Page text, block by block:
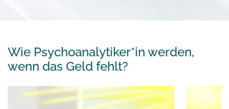
Wie Psychoanalytiker*in werden,
wenn das Geld fehlt?